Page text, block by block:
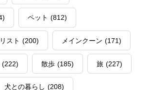
ペット (812)
スト (200) メインクーン (171)
(222) 散歩 (185) 旅 (227)
犬との暮らし (208)